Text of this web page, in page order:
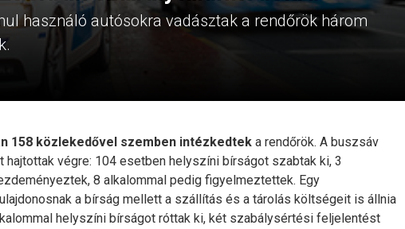
használó autósokra vadásztak a rendőrök három
158 közlekedővel szemben intézkedtek a rendőrök. A buszsáv
végre: 104 esetben helyszíni bírságot szabtak ki, 3
8 alkalommal pedig figyelmeztettek. Egy
a bírság mellett a szállítás és a tárolás költségeit is állnia
helyszíni bírságot róttak ki, két szabálysértési feljelentést